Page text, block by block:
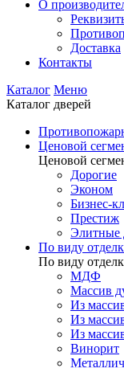
О
Доставка
Контакты
Каталог Меню
Каталог дверей
Ценовой
Ценовой
Дорогие
Эконом
Бизнес-
Престиж
Элитные
По виду
По виду
МДФ
Массив
Из
Из
Из
Винорит